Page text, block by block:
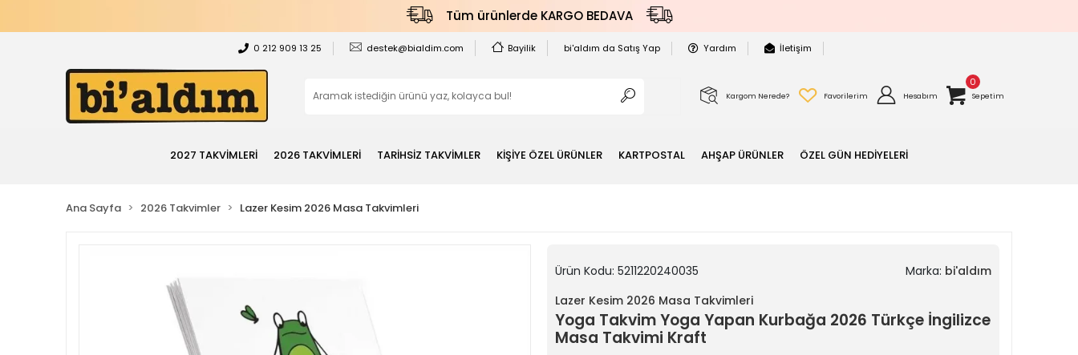
Tüm ürünlerde KARGO BEDAVA
0 212 909 13 25 destek@bialdim.com Bayilik bi'aldım da Satış Yap Yardım İletişim
Kargom Nerede? Favorilerim Hesabım
0
Sepetim
2027 TAKVİMLERİ 2026 TAKVİMLERİ TARİHSİZ TAKVİMLER KİŞİYE ÖZEL ÜRÜNLER KARTPOSTAL AHŞAP ÜRÜNLER ÖZEL GÜN HEDİYELERİ
Ana Sayfa 2026 Takvimler Lazer Kesim 2026 Masa Takvimleri
Ürün Kodu: 5211220240035 Marka: bi'aldım
Lazer Kesim 2026 Masa Takvimleri
Yoga Takvim Yoga Yapan Kurbağa 2026 Türkçe İngilizce
Masa Takvimi Kraft